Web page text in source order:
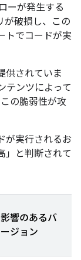
ーが発生する
が破損し、この
トでコードが実
供されていま
テンツによって
の脆弱性が攻
が実行されるお
」と判断されて
影響のあるバ
ージョン